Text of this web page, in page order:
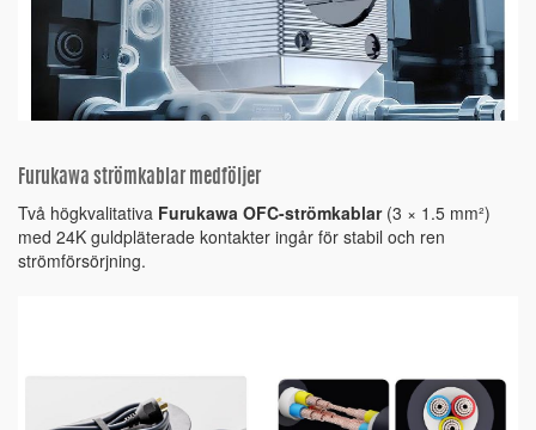
Furukawa strömkablar medföljer
Två högkvalitativa Furukawa OFC-strömkablar(3 × 1.5 mm²)
med 24K guldpläterade kontakter ingår för stabil och ren
strömförsörjning.